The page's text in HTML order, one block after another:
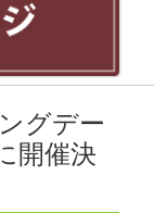
グデー
開催決